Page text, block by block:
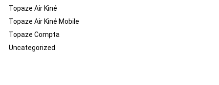
Topaze Air Kiné
Topaze Air Kiné Mobile
Topaze Compta
Uncategorized